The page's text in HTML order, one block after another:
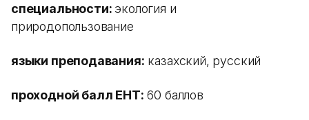
специальности: экология и
природопользование
языки преподавания: казахский, русский
проходной балл ЕНТ: 60 баллов